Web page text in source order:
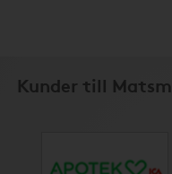
Kunder till